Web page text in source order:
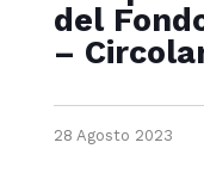
del
–
28 Agosto 2023